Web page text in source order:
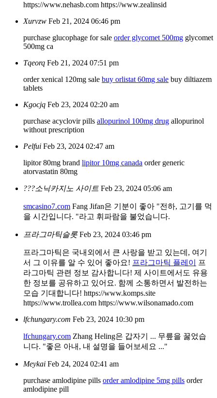
https://www.nehasb.com https://www.zealinsid
Xurvzw Feb 21, 2024 06:46 pm
purchase glucophage for sale order glycomet 500mg glycomet
500mg ca
Tqeorq Feb 21, 2024 07:51 pm
order xenical 120mg sale buy orlistat 60mg sale buy diltiazem
tablets
Kgocjq Feb 23, 2024 02:20 am
purchase acyclovir pills allopurinol 100mg drug allopurinol
without prescription
Pelfui Feb 23, 2024 02:47 am
lipitor 80mg brand lipitor 10mg canada order generic
atorvastatin 80mg
???소닉카지노 사이트 Feb 23, 2024 05:06 am
smcasino7.com Fang Jifan은 기분이 좋아 "전하, 고기를 먹
을 시간입니다. "라고 휘파람을 불었습니다.
프라그마틱슬롯 Feb 23, 2024 03:46 pm
프라그마틱은 국내외에서 큰 사랑을 받고 있는데, 여기
서 그 이유를 알 수 있어 좋아요! 프라그마틱 플레이
프
라그마틱 관련 정보 감사합니다! 제 사이트에서도 유용
한 정보를 공유하고 있어요. 함께 소통하면서 발전하는
모습 기대합니다! https://www.komps.site
https://www.trollea.com https://www.wilsonamado.com
lfchungary.com Feb 23, 2024 10:30 pm
lfchungary.com Zhang Heling은 갑자기 ... 무릎을 꿇었습
니다. "좋은 아내, 내 설명을 들어보세요 ..."
Meykai Feb 24, 2024 02:41 am
purchase amlodipine pills order amlodipine 5mg pills order
amlodipine pill